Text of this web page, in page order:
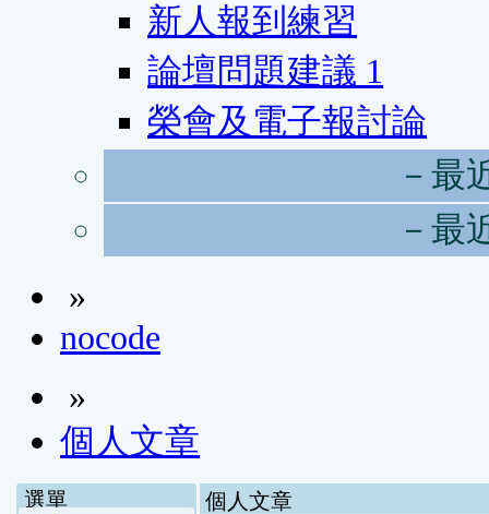
新人報到練習
論壇問題建議 1
榮會及電子報討論
－最
－最
»
nocode
»
個人文章
選單 個人文章